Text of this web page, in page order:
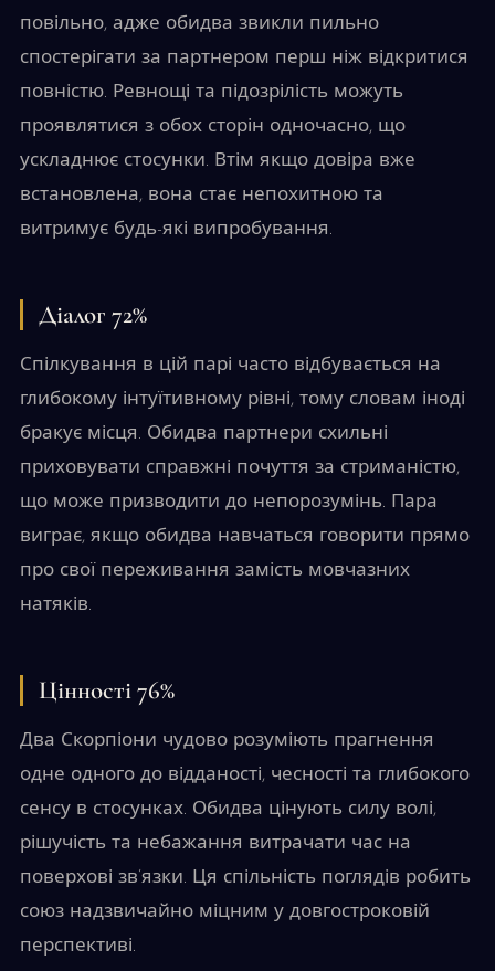
повільно, адже обидва звикли пильно
спостерігати за партнером перш ніж відкритися
повністю. Ревнощі та підозрілість можуть
проявлятися з обох сторін одночасно, що
ускладнює стосунки. Втім якщо довіра вже
встановлена, вона стає непохитною та
витримує будь-які випробування.
Діалог 72%
Спілкування в цій парі часто відбувається на
глибокому інтуїтивному рівні, тому словам іноді
бракує місця. Обидва партнери схильні
приховувати справжні почуття за стриманістю,
що може призводити до непорозумінь. Пара
виграє, якщо обидва навчаться говорити прямо
про свої переживання замість мовчазних
натяків.
Цінності 76%
Два Скорпіони чудово розуміють прагнення
одне одного до відданості, чесності та глибокого
сенсу в стосунках. Обидва цінують силу волі,
рішучість та небажання витрачати час на
поверхові зв’язки. Ця спільність поглядів робить
союз надзвичайно міцним у довгостроковій
перспективі.